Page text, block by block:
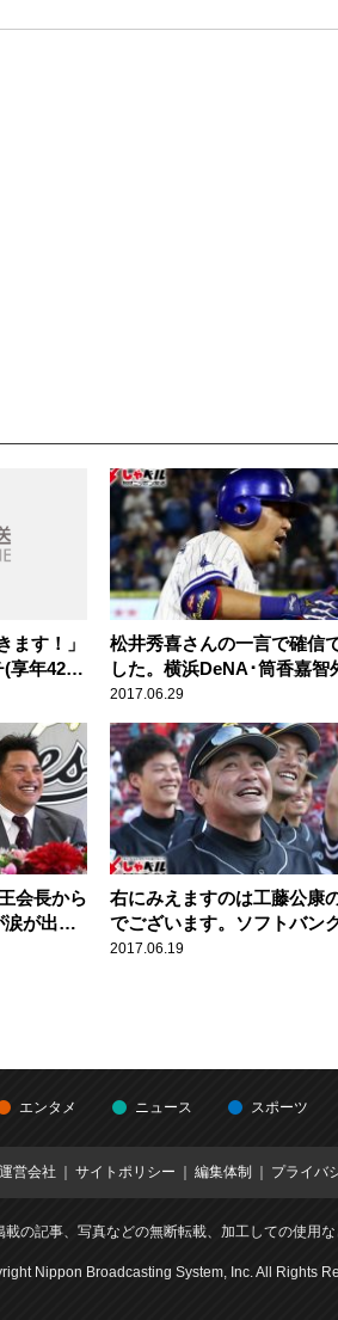
ます！」
享年42
松井秀喜さんの一言で確信
した。横浜DeNA･筒香嘉智
手(25歳)スポーツ人間模様
2017.06.29
会長から
が出る
･井口資
右にみえますのは工藤公康
でございます。ソフトバン
クス･工藤公康監督(54歳) ス
2017.06.19
エンタメ ニュース スポーツ
運営会社 サイトポリシー 編集体制 プライバ
の記事、写真などの無断転載、加工しての使用な
Nippon Broadcasting System, Inc. All Rights